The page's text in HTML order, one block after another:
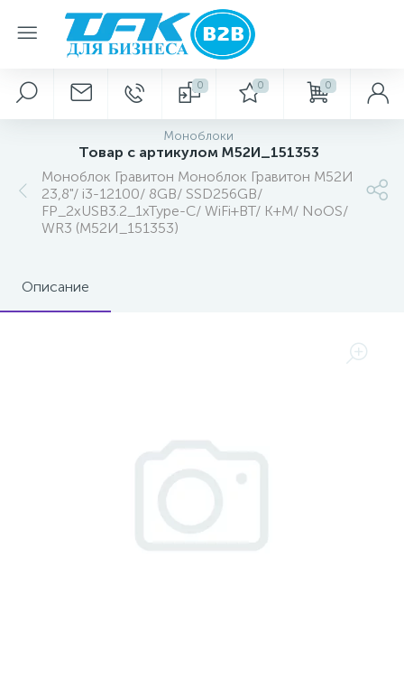
0 0 0
Моноблоки
Товар с артикулом М52И_151353
Моноблок Гравитон Моноблок Гравитон М52И
23,8"/ i3-12100/ 8GB/ SSD256GB/
FP_2xUSB3.2_1xType-C/ WiFi+BT/ K+M/ NoOS/
WR3 (М52И_151353)
Описание